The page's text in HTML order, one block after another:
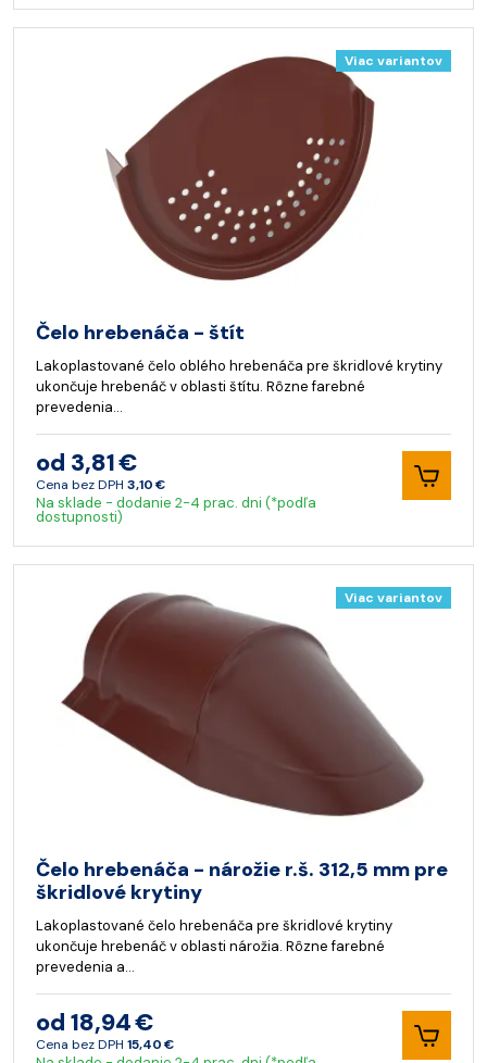
Viac variantov
Čelo hrebenáča - štít
Lakoplastované čelo oblého hrebenáča pre škridlové krytiny
ukončuje hrebenáč v oblasti štítu. Rôzne farebné
prevedenia…
od 3,81 €
Cena bez DPH 3,10 €
Na sklade - dodanie 2-4 prac. dni (*podľa
dostupnosti)
Viac variantov
Čelo hrebenáča - nárožie r.š. 312,5 mm pre
škridlové krytiny
Lakoplastované čelo hrebenáča pre škridlové krytiny
ukončuje hrebenáč v oblasti nárožia. Rôzne farebné
prevedenia a…
od 18,94 €
Cena bez DPH 15,40 €